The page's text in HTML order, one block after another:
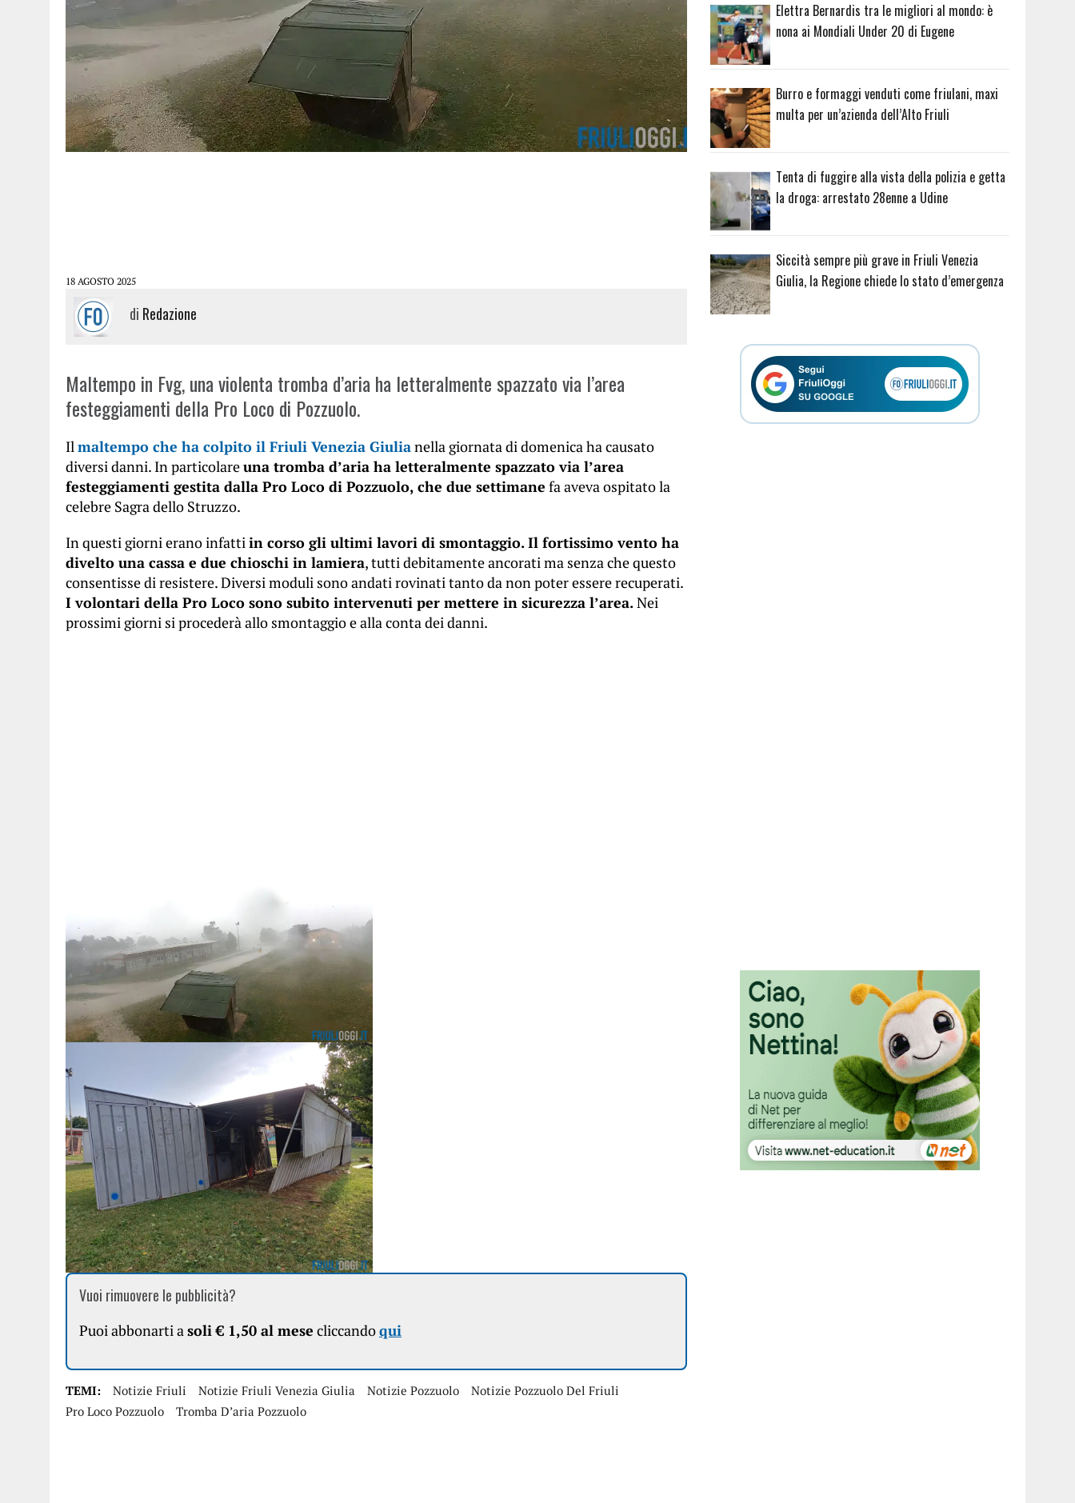
18 AGOSTO 2025
di Redazione
Maltempo in Fvg, una violenta tromba d’aria ha letteralmente spazzato via l’area
festeggiamenti della Pro Loco di Pozzuolo.
Ilmaltempo che ha colpito il Friuli Venezia Giulianella giornata di domenica ha causato
diversi danni. In particolareuna tromba d’aria ha letteralmente spazzato via l’area
festeggiamenti gestita dalla Pro Loco di Pozzuolo, che due settimane fa aveva ospitato la
celebre Sagra dello Struzzo.
In questi giorni erano infattiin corso gli ultimi lavori di smontaggio. Il fortissimo vento ha
divelto una cassa e due chioschi in lamiera, tutti debitamente ancorati ma senza che questo
consentisse di resistere. Diversi moduli sono andati rovinati tanto da non poter essere recuperati.
I volontari della Pro Loco sono subito intervenuti per mettere in sicurezza l’area.Nei
prossimi giorni si procederà allo smontaggio e alla conta dei danni.
Vuoi rimuovere le pubblicità?
Puoi abbonarti asoli € 1,50 al mese cliccandoqui
TEMI: Notizie Friuli Notizie Friuli Venezia Giulia Notizie Pozzuolo
Notizie Pozzuolo Del Friuli
Pro Loco Pozzuolo
Tromba D’aria Pozzuolo
Elettra Bernardis tra le migliori al mondo: è
nona ai Mondiali Under 20 di Eugene
Burro e formaggi venduti come friulani, maxi
multa per un’azienda dell’Alto Friuli
Tenta di fuggire alla vista della polizia e getta
la droga: arrestato 28enne a Udine
Siccità sempre più grave in Friuli Venezia
Giulia, la Regione chiede lo stato d’emergenza